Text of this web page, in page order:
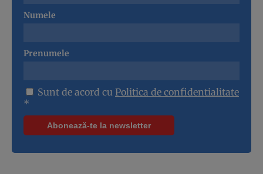
Numele
Prenumele
Sunt de acord cu Politica de confidentialitate
*